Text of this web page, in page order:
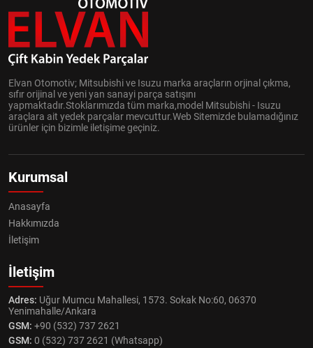
Elvan Otomotiv; Mitsubishi ve Isuzu marka araçların orjinal çıkma,
sıfır orijinal ve yeni yan sanayi parça satışını
yapmaktadır.Stoklarımızda tüm marka,model Mitsubishi - Isuzu
araçlara ait yedek parçalar mevcuttur.Web Sitemizde bulamadığınız
ürünler için bizimle iletişime geçiniz.
Kurumsal
Anasayfa
Hakkımızda
İletişim
İletişim
Adres: Uğur Mumcu Mahallesi, 1573. Sokak No:60, 06370
Yenimahalle/Ankara
GSM: +90 (532) 737 2621
GSM: 0 (532) 737 2621 (Whatsapp)